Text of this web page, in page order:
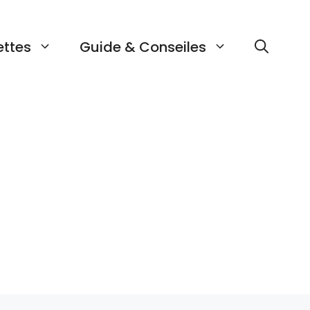
Guide & Conseiles